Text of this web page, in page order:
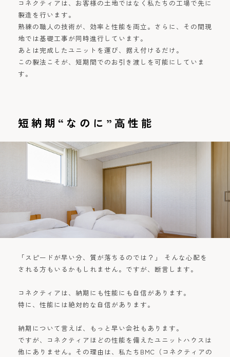
コネクティアは、お客様の土地ではなく私たちの工場で先に
製造を行います。
熟練の職人の技術が、効率と性能を両立。さらに、その間現
地では基礎工事が同時進行しています。
あとは完成したユニットを運び、据え付けるだけ。
この製法こそが、短期間でのお引き渡しを可能にしていま
す。
短納期“なのに”高性能
「スピードが早い分、質が落ちるのでは？」 そんな心配を
される方もいるかもしれません。ですが、断言します。
コネクティアは、納期にも性能にも自信があります。
特に、性能には絶対的な自信があります。
納期について言えば、もっと早い会社もあります。
ですが、コネクティアほどの性能を備えたユニットハウスは
他にありません。その理由は、私たちBMC（コネクティアの